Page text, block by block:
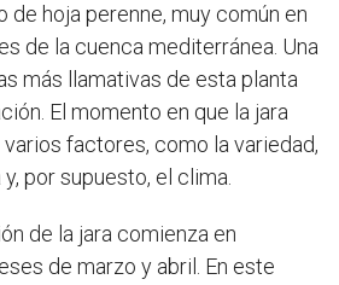
de hoja perenne, muy común en
de la cuenca mediterránea. Una
más llamativas de esta planta
El momento en que la jara
factores, como la variedad,
por supuesto, el clima.
de la jara comienza en
de marzo y abril. En este